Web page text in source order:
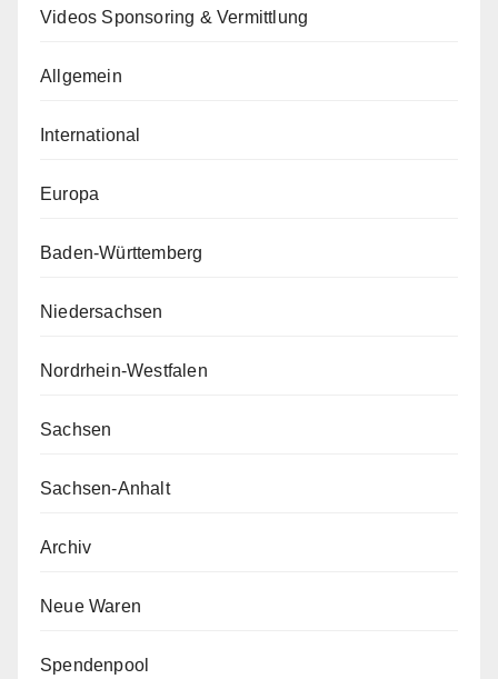
Videos Sponsoring & Vermittlung
Allgemein
International
Europa
Baden-Württemberg
Niedersachsen
Nordrhein-Westfalen
Sachsen
Sachsen-Anhalt
Archiv
Neue Waren
Spendenpool